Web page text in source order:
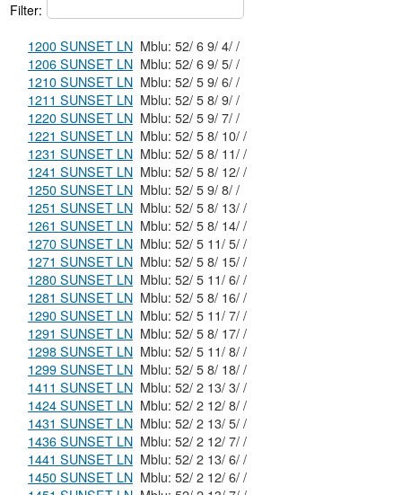
Filter:
1200 SUNSET LN
Mblu: 52/ 6 9/ 4/ /
1206 SUNSET LN
Mblu: 52/ 6 9/ 5/ /
1210 SUNSET LN
Mblu: 52/ 5 9/ 6/ /
1211 SUNSET LN
Mblu: 52/ 5 8/ 9/ /
1220 SUNSET LN
Mblu: 52/ 5 9/ 7/ /
1221 SUNSET LN
Mblu: 52/ 5 8/ 10/ /
1231 SUNSET LN
Mblu: 52/ 5 8/ 11/ /
1241 SUNSET LN
Mblu: 52/ 5 8/ 12/ /
1250 SUNSET LN
Mblu: 52/ 5 9/ 8/ /
1251 SUNSET LN
Mblu: 52/ 5 8/ 13/ /
1261 SUNSET LN
Mblu: 52/ 5 8/ 14/ /
1270 SUNSET LN
Mblu: 52/ 5 11/ 5/ /
1271 SUNSET LN
Mblu: 52/ 5 8/ 15/ /
1280 SUNSET LN
Mblu: 52/ 5 11/ 6/ /
1281 SUNSET LN
Mblu: 52/ 5 8/ 16/ /
1290 SUNSET LN
Mblu: 52/ 5 11/ 7/ /
1291 SUNSET LN
Mblu: 52/ 5 8/ 17/ /
1298 SUNSET LN
Mblu: 52/ 5 11/ 8/ /
1299 SUNSET LN
Mblu: 52/ 5 8/ 18/ /
1411 SUNSET LN
Mblu: 52/ 2 13/ 3/ /
1424 SUNSET LN
Mblu: 52/ 2 12/ 8/ /
1431 SUNSET LN
Mblu: 52/ 2 13/ 5/ /
1436 SUNSET LN
Mblu: 52/ 2 12/ 7/ /
1441 SUNSET LN
Mblu: 52/ 2 13/ 6/ /
1450 SUNSET LN
Mblu: 52/ 2 12/ 6/ /